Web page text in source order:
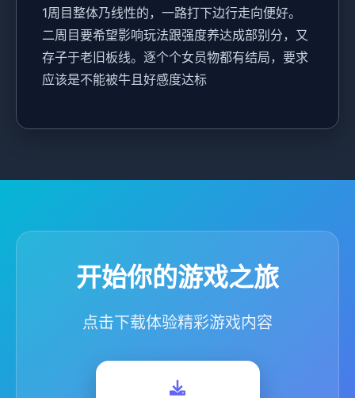
1周目整体乃线性的，一路打下边行走向便好。
二周目要希望影响玩法跟强度养达成部别分，又
存子于老旧板线。逐个个女员物都有结局，要求
应该是不能被牛且好感度达标
开始你的游戏之旅
点击下载体验精彩游戏内容